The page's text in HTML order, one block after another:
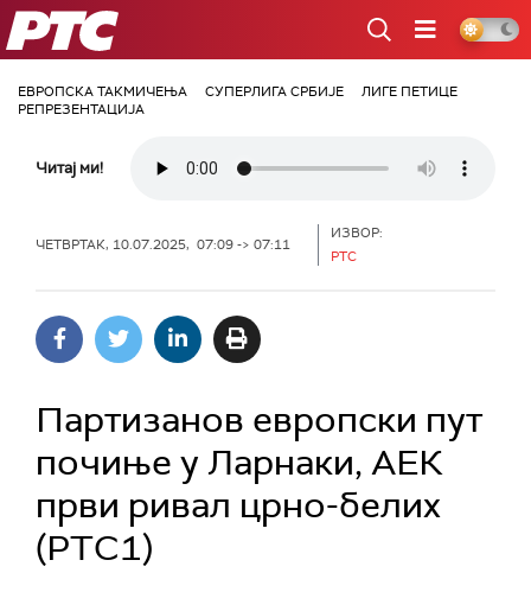
РТС
ЕВРОПСКА ТАКМИЧЕЊА СУПЕРЛИГА СРБИЈЕ
ЛИГЕ ПЕТИЦЕ
РЕПРЕЗЕНТАЦИЈА
Читај ми!
ЧЕТВРТАК, 10.07.2025, 07:09 -> 07:11
ИЗВОР:
РТС
Партизанов европски пут
почиње у Ларнаки, АЕК
први ривал црно-белих
(РТС1)